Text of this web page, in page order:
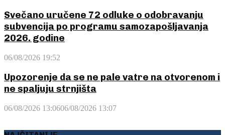
Svečano uručene 72 odluke o odobravanju
subvencija po programu samozapošljavanja
2026. godine
06/08/2026 19:52
Upozorenje da se ne pale vatre na otvorenom i
ne spaljuju strnjišta
06/08/2026 13:0606/08/2026 13:07